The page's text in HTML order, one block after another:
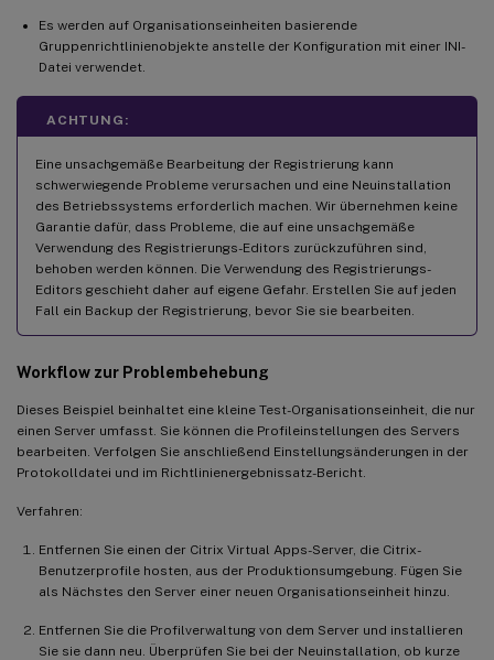
Es werden auf Organisationseinheiten basierende
Gruppenrichtlinienobjekte anstelle der Konfiguration mit einer INI-
Datei verwendet.
ACHTUNG:
Eine unsachgemäße Bearbeitung der Registrierung kann
schwerwiegende Probleme verursachen und eine Neuinstallation
des Betriebssystems erforderlich machen. Wir übernehmen keine
Garantie dafür, dass Probleme, die auf eine unsachgemäße
Verwendung des Registrierungs-Editors zurückzuführen sind,
behoben werden können. Die Verwendung des Registrierungs-
Editors geschieht daher auf eigene Gefahr. Erstellen Sie auf jeden
Fall ein Backup der Registrierung, bevor Sie sie bearbeiten.
Workflow zur Problembehebung
Dieses Beispiel beinhaltet eine kleine Test-Organisationseinheit, die nur
einen Server umfasst. Sie können die Profileinstellungen des Servers
bearbeiten. Verfolgen Sie anschließend Einstellungsänderungen in der
Protokolldatei und im Richtlinienergebnissatz-Bericht.
Verfahren:
Entfernen Sie einen der Citrix Virtual Apps-Server, die Citrix-
Benutzerprofile hosten, aus der Produktionsumgebung. Fügen Sie
als Nächstes den Server einer neuen Organisationseinheit hinzu.
Entfernen Sie die Profilverwaltung von dem Server und installieren
Sie sie dann neu. Überprüfen Sie bei der Neuinstallation, ob kurze